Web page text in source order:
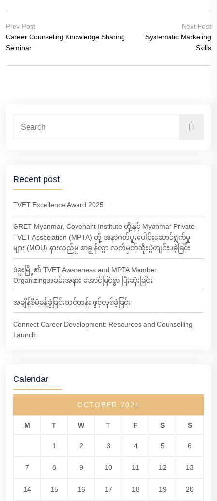
Prev Post
Career Counseling Knowledge Sharing
Seminar
Next Post
Systematic Marketing
Skills
Recent post
TVET Excellence Award 2025
GRET Myanmar, Covenant Institute တို့နှင့် Myanmar Private
TVET Association (MPTA) တို့ အနာဂတ်ပူးပေါင်းဆောင်ရွက်မှု
များ (MOU) နားလည်မှု စာချွန်လွှာ လက်မှတ်ထိုးပွဲကျင်းပခဲ့ခြင်း
ပဲခူးမြို့၏ TVET Awareness and MPTA Member
Organizingအခမ်းအနား အောင်မြင်စွာ ပြီးဆုံးခြင်း
အချိန်စီမံခန့်ခွဲခြင်းသင်တန်း ဖွင့်လှစ်ခဲ့ခြင်း
Connect Career Development: Resources and Counselling
Launch
Calendar
OCTOBER 2024
M T W T F S S
1 2 3 4 5 6
7 8 9 10 11 12 13
14 15 16 17 18 19 20